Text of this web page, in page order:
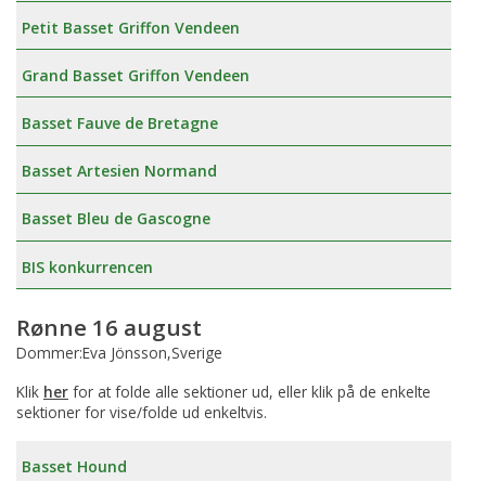
Petit Basset Griffon Vendeen
Grand Basset Griffon Vendeen
Basset Fauve de Bretagne
Basset Artesien Normand
Basset Bleu de Gascogne
BIS konkurrencen
Rønne 16 august
Dommer:Eva Jönsson,Sverige
Klik her for at folde alle sektioner ud, eller klik på de enkelte
sektioner for vise/folde ud enkeltvis.
Basset Hound